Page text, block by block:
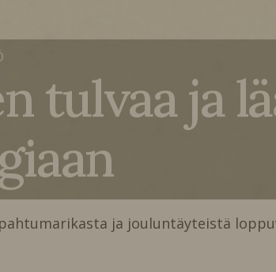
tulvaa ja
ja jouluntäyteistä